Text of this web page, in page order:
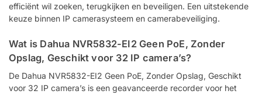
efficiënt wil zoeken, terugkijken en beveiligen. Een uitstekende
keuze binnen IP camerasysteem en camerabeveiliging.
Wat is Dahua NVR5832-EI2 Geen PoE, Zonder
Opslag, Geschikt voor 32 IP camera’s?
De Dahua NVR5832-EI2 Geen PoE, Zonder Opslag, Geschikt
voor 32 IP camera’s is een geavanceerde recorder voor het